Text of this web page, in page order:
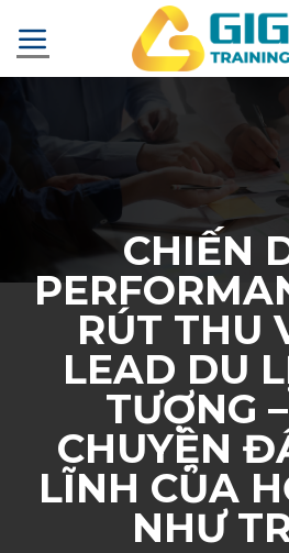
đến
CHIẾN
RÚT THU
LEAD DU
TƯỢNG
CHUYỆN
LĨNH CỦA
NHƯ